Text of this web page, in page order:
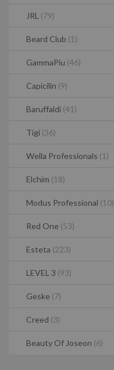
JRL (79)
Beard Club (1)
GammaPiu (46)
Capicilin (9)
Baruffaldi (41)
Tigi (36)
Wella Professionals (1)
Elchim (18)
Modus Professional (10)
Red One (53)
Esteta (223)
LEVEL 3 (93)
Geske (7)
Creed (3)
Beauty Of Joseon (6)